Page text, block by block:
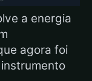
a energia
agora foi